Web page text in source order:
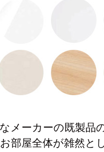
メーカーの既製品
部屋全体が雑然と